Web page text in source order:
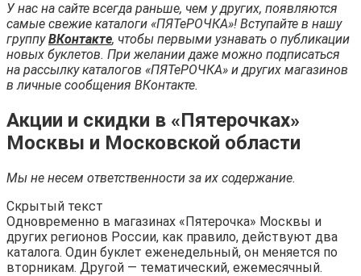
У нас на сайте всегда раньше, чем у других, появляются
самые свежие каталоги «ПЯТеРОЧКА»! Вступайте в нашу
группуВКонтакте, чтобы первыми узнавать о публикации
новых буклетов. При желании даже можно подписаться
на рассылку каталогов «ПЯТеРОЧКА» и других магазинов
в личные сообщения ВКонтакте.
Акции и скидки в «Пятерочках»
Москвы и Московской области
Мы не несем ответственности за их содержание.
Скрытый текст
Одновременно в магазинах «Пятерочка» Москвы и
других регионов России, как правило, действуют два
каталога. Один буклет еженедельный, он меняется по
вторникам. Другой — тематический, ежемесячный.